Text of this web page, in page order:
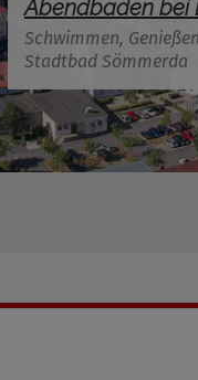
Abendbaden bei
Schwimmen,
Stadtbad Sömmerda